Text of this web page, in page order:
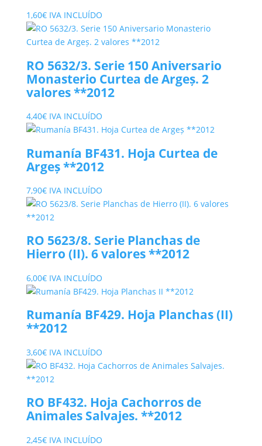
1,60€ IVA INCLUÍDO
RO 5632/3. Serie 150 Aniversario
Monasterio Curtea de Argeș. 2
valores **2012
4,40€ IVA INCLUÍDO
Rumanía BF431. Hoja Curtea de
Argeș **2012
7,90€ IVA INCLUÍDO
RO 5623/8. Serie Planchas de
Hierro (II). 6 valores **2012
6,00€ IVA INCLUÍDO
Rumanía BF429. Hoja Planchas (II)
**2012
3,60€ IVA INCLUÍDO
RO BF432. Hoja Cachorros de
Animales Salvajes. **2012
2,45€ IVA INCLUÍDO